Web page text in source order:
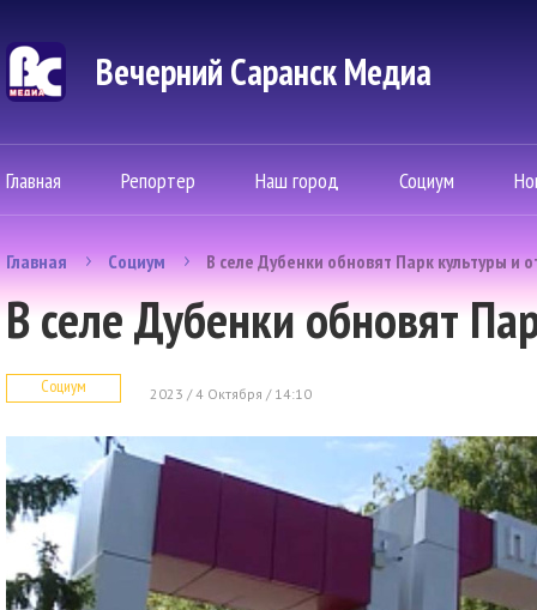
Вечерний Саранск Mедиа
Главная Репортер Наш город Социум
Главная Социум В селе Дубенки обновят Парк культуры и
В селе Дубенки обновят
Социум 2023 / 4 Октября / 14:10